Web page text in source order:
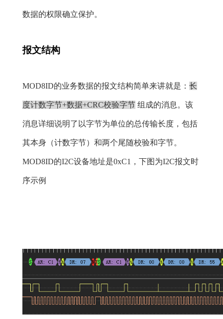
数据的权限确立保护。
报文结构
MOD8ID的业务数据的报文结构简单来讲就是： 长
度计数字节+数据+CRC校验字节组成的消息。该
消息详细说明了以字节为单位的总传输长度，包括
其本身（计数字节）和两个尾随校验和字节。
MOD8ID的I2C设备地址是0xC1，下图为I2C报文时
序示例